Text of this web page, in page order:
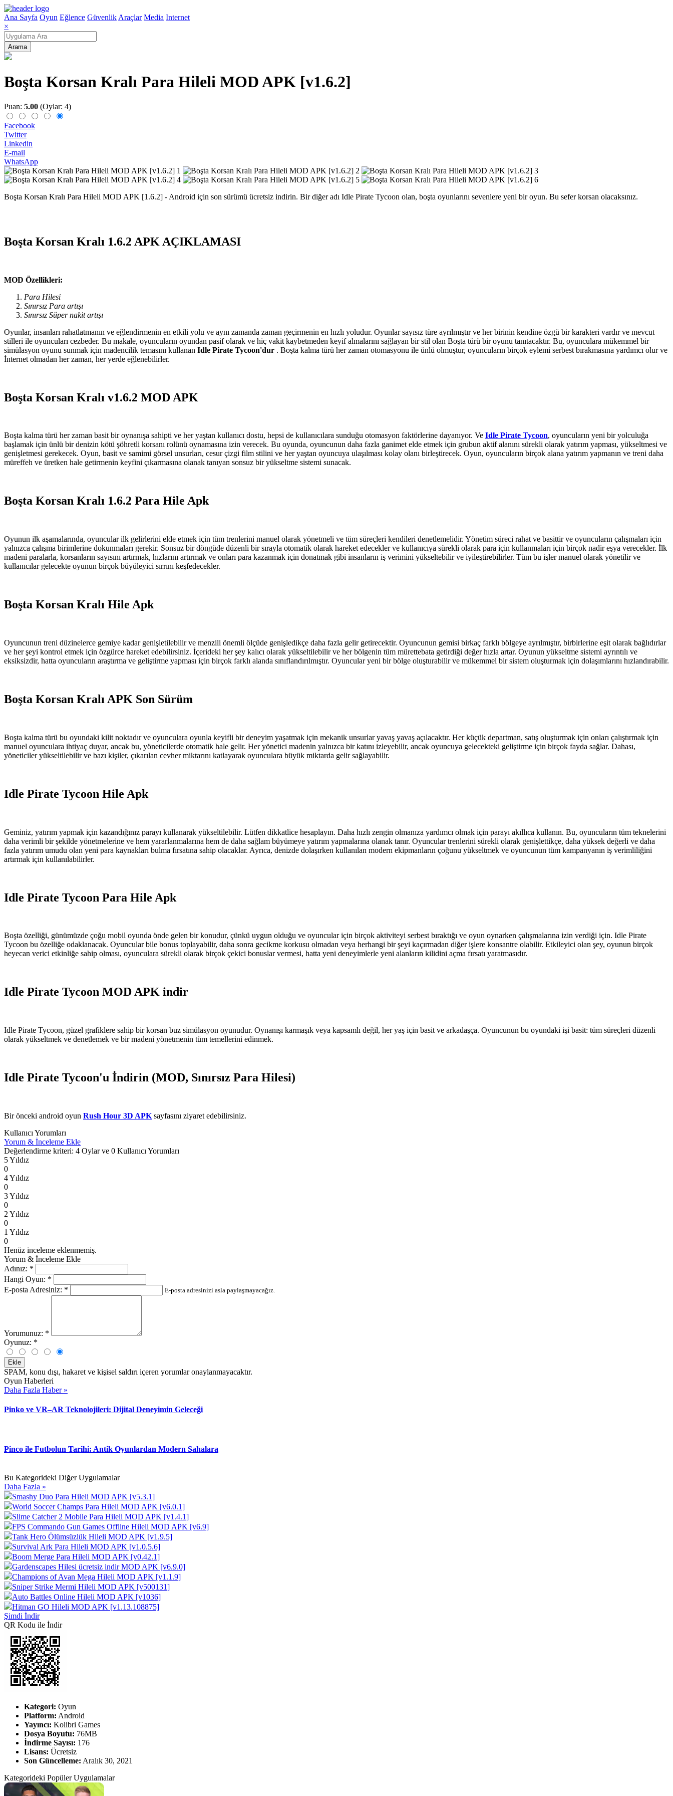
Ana Sayfa Oyun Eğlence Güvenlik Araçlar Media Internet
×
Arama
Boşta Korsan Kralı Para Hileli MOD APK [v1.6.2]
Puan: 5.00 (Oylar: 4)
Facebook
Twitter
Linkedin
E-mail
WhatsApp
Boşta Korsan Kralı Para Hileli MOD APK [1.6.2] - Android için son sürümü ücretsiz indirin. Bir diğer adı Idle Pirate Tycoon olan, boşta oyunlarını sevenlere yeni bir oyun. Bu sefer korsan olacaksınız.
Boşta Korsan Kralı 1.6.2 APK AÇIKLAMASI
MOD Özellikleri:
Para Hilesi
Sınırsız Para artışı
Sınırsız Süper nakit artışı
Oyunlar, insanları rahatlatmanın ve eğlendirmenin en etkili yolu ve aynı zamanda zaman geçirmenin en hızlı yoludur. Oyunlar sayısız türe ayrılmıştır ve her birinin kendine özgü bir karakteri vardır ve mevcut
stilleri ile oyuncuları cezbeder. Bu makale, oyuncuların oyundan pasif olarak ve hiç vakit kaybetmeden keyif almalarını sağlayan bir stil olan Boşta türü bir oyunu tanıtacaktır. Bu, oyunculara mükemmel bir
simülasyon oyunu sunmak için madencilik temasını kullanan Idle Pirate Tycoon'dur . Boşta kalma türü her zaman otomasyonu ile ünlü olmuştur, oyuncuların birçok eylemi serbest bırakmasına yardımcı olur ve
İnternet olmadan her zaman, her yerde eğlenebilirler.
Boşta Korsan Kralı v1.6.2 MOD APK
Boşta kalma türü her zaman basit bir oynanışa sahipti ve her yaştan kullanıcı dostu, hepsi de kullanıcılara sunduğu otomasyon faktörlerine dayanıyor. Ve Idle Pirate Tycoon, oyuncuların yeni bir yolculuğa
başlamak için ünlü bir denizin kötü şöhretli korsanı rolünü oynamasına izin verecek. Bu oyunda, oyuncunun daha fazla ganimet elde etmek için grubun aktif alanını sürekli olarak yatırım yapması, yükseltmesi ve
genişletmesi gerekecek. Oyun, basit ve samimi görsel unsurları, cesur çizgi film stilini ve her yaştan oyuncuya ulaşılması kolay olanı birleştirecek. Oyun, oyuncuların birçok alana yatırım yapmanın ve treni daha
müreffeh ve üretken hale getirmenin keyfini çıkarmasına olanak tanıyan sonsuz bir yükseltme sistemi sunacak.
Boşta Korsan Kralı 1.6.2 Para Hile Apk
Oyunun ilk aşamalarında, oyuncular ilk gelirlerini elde etmek için tüm trenlerini manuel olarak yönetmeli ve tüm süreçleri kendileri denetlemelidir. Yönetim süreci rahat ve basittir ve oyuncuların çalışmaları için
yalnızca çalışma birimlerine dokunmaları gerekir. Sonsuz bir döngüde düzenli bir sırayla otomatik olarak hareket edecekler ve kullanıcıya sürekli olarak para için kullanmaları için birçok nadir eşya verecekler. İlk
madeni paralarla, korsanların sayısını artırmak, hızlarını artırmak ve onları para kazanmak için donatmak gibi insanların iş verimini yükseltebilir ve iyileştirebilirler. Tüm bu işler manuel olarak yönetilir ve
kullanıcılar gelecekte oyunun birçok büyüleyici sırrını keşfedecekler.
Boşta Korsan Kralı Hile Apk
Oyuncunun treni düzinelerce gemiye kadar genişletilebilir ve menzili önemli ölçüde genişledikçe daha fazla gelir getirecektir. Oyuncunun gemisi birkaç farklı bölgeye ayrılmıştır, birbirlerine eşit olarak bağlıdırlar
ve her şeyi kontrol etmek için özgürce hareket edebilirsiniz. İçerideki her şey kalıcı olarak yükseltilebilir ve her bölgenin tüm mürettebata getirdiği değer hızla artar. Oyunun yükseltme sistemi ayrıntılı ve
eksiksizdir, hatta oyuncuların araştırma ve geliştirme yapması için birçok farklı alanda sınıflandırılmıştır. Oyuncular yeni bir bölge oluşturabilir ve mükemmel bir sistem oluşturmak için dolaşımlarını hızlandırabilir.
Boşta Korsan Kralı APK Son Sürüm
Boşta kalma türü bu oyundaki kilit noktadır ve oyunculara oyunla keyifli bir deneyim yaşatmak için mekanik unsurlar yavaş yavaş açılacaktır. Her küçük departman, satış oluşturmak için onları çalıştırmak için
manuel oyunculara ihtiyaç duyar, ancak bu, yöneticilerde otomatik hale gelir. Her yönetici madenin yalnızca bir katını izleyebilir, ancak oyuncuya gelecekteki geliştirme için birçok fayda sağlar. Dahası,
yöneticiler yükseltilebilir ve bazı kişiler, çıkarılan cevher miktarını katlayarak oyunculara büyük miktarda gelir sağlayabilir.
Idle Pirate Tycoon Hile Apk
Geminiz, yatırım yapmak için kazandığınız parayı kullanarak yükseltilebilir. Lütfen dikkatlice hesaplayın. Daha hızlı zengin olmanıza yardımcı olmak için parayı akıllıca kullanın. Bu, oyuncuların tüm teknelerini
daha verimli bir şekilde yönetmelerine ve hem yararlanmalarına hem de daha sağlam büyümeye yatırım yapmalarına olanak tanır. Oyuncular trenlerini sürekli olarak genişlettikçe, daha yüksek değerli ve daha
fazla yatırım umudu olan yeni para kaynakları bulma fırsatına sahip olacaklar. Ayrıca, denizde dolaşırken kullanılan modern ekipmanların çoğunu yükseltmek ve oyuncunun tüm kampanyanın iş verimliliğini
artırmak için kullanılabilirler.
Idle Pirate Tycoon Para Hile Apk
Boşta özelliği, günümüzde çoğu mobil oyunda önde gelen bir konudur, çünkü uygun olduğu ve oyuncular için birçok aktiviteyi serbest bıraktığı ve oyun oynarken çalışmalarına izin verdiği için. Idle Pirate
Tycoon bu özelliğe odaklanacak. Oyuncular bile bonus toplayabilir, daha sonra gecikme korkusu olmadan veya herhangi bir şeyi kaçırmadan diğer işlere konsantre olabilir. Etkileyici olan şey, oyunun birçok
heyecan verici etkinliğe sahip olması, oyunculara sürekli olarak birçok çekici bonuslar vermesi, hatta yeni deneyimlerle yeni alanların kilidini açma fırsatı yaratmasıdır.
Idle Pirate Tycoon MOD APK indir
Idle Pirate Tycoon, güzel grafiklere sahip bir korsan buz simülasyon oyunudur. Oynanışı karmaşık veya kapsamlı değil, her yaş için basit ve arkadaşça. Oyuncunun bu oyundaki işi basit: tüm süreçleri düzenli
olarak yükseltmek ve denetlemek ve bir madeni yönetmenin tüm temellerini edinmek.
Idle Pirate Tycoon'u İndirin (MOD, Sınırsız Para Hilesi)
Bir önceki android oyun Rush Hour 3D APK sayfasını ziyaret edebilirsiniz.
Kullanıcı Yorumları
Yorum & İnceleme Ekle
Değerlendirme kriteri: 4 Oylar ve 0 Kullanıcı Yorumları
5 Yıldız
0
4 Yıldız
0
3 Yıldız
0
2 Yıldız
0
1 Yıldız
0
Henüz inceleme eklenmemiş.
Yorum & İnceleme Ekle
Adınız: *
Hangi Oyun: *
E-posta Adresiniz: * E-posta adresinizi asla paylaşmayacağız.
Yorumunuz: *
Oyunuz: *
Ekle
SPAM, konu dışı, hakaret ve kişisel saldırı içeren yorumlar onaylanmayacaktır.
Oyun Haberleri
Daha Fazla Haber »
Pinko ve VR–AR Teknolojileri: Dijital Deneyimin Geleceği
Pinco ile Futbolun Tarihi: Antik Oyunlardan Modern Sahalara
Bu Kategorideki Diğer Uygulamalar
Daha Fazla »
Smashy Duo Para Hileli MOD APK [v5.3.1]
World Soccer Champs Para Hileli MOD APK [v6.0.1]
Slime Catcher 2 Mobile Para Hileli MOD APK [v1.4.1]
FPS Commando Gun Games Offline Hileli MOD APK [v6.9]
Tank Hero Ölümsüzlük Hileli MOD APK [v1.9.5]
Survival Ark Para Hileli MOD APK [v1.0.5.6]
Boom Merge Para Hileli MOD APK [v0.42.1]
Gardenscapes Hilesi ücretsiz indir MOD APK [v6.9.0]
Champions of Avan Mega Hileli MOD APK [v1.1.9]
Sniper Strike Mermi Hileli MOD APK [v500131]
Auto Battles Online Hileli MOD APK [v1036]
Hitman GO Hileli MOD APK [v1.13.108875]
Şimdi İndir
QR Kodu ile İndir
Kategori: Oyun
Platform: Android
Yayıncı: Kolibri Games
Dosya Boyutu: 76MB
İndirme Sayısı: 176
Lisans: Ücretsiz
Son Güncelleme: Aralık 30, 2021
Kategorideki Popüler Uygulamalar